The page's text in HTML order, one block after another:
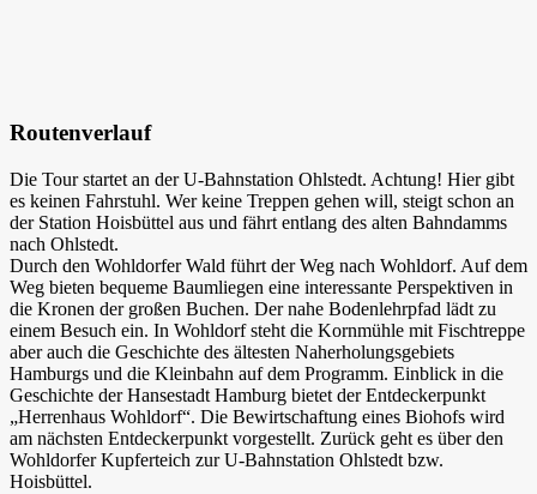
Routenverlauf
Die Tour startet an der U-Bahnstation Ohlstedt. Achtung! Hier gibt
es keinen Fahrstuhl. Wer keine Treppen gehen will, steigt schon an
der Station Hoisbüttel aus und fährt entlang des alten Bahndamms
nach Ohlstedt.
Durch den Wohldorfer Wald führt der Weg nach Wohldorf. Auf dem
Weg bieten bequeme Baumliegen eine interessante Perspektiven in
die Kronen der großen Buchen. Der nahe Bodenlehrpfad lädt zu
einem Besuch ein. In Wohldorf steht die Kornmühle mit Fischtreppe
aber auch die Geschichte des ältesten Naherholungsgebiets
Hamburgs und die Kleinbahn auf dem Programm. Einblick in die
Geschichte der Hansestadt Hamburg bietet der Entdeckerpunkt
„Herrenhaus Wohldorf“. Die Bewirtschaftung eines Biohofs wird
am nächsten Entdeckerpunkt vorgestellt. Zurück geht es über den
Wohldorfer Kupferteich zur U-Bahnstation Ohlstedt bzw.
Hoisbüttel.